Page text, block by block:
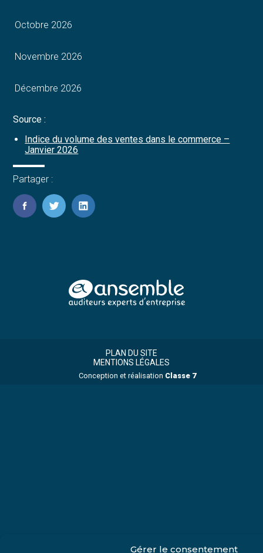
Gérer le consentement
Octobre 2026
Novembre 2026
Décembre 2026
Source :
Indice du volume des ventes dans le commerce –
Janvier 2026
Partager :
FaceBook
TwitterLinkedIn
Principale
PLAN DU SITE
MENTIONS LÉGALES
Conception et réalisation Classe 7